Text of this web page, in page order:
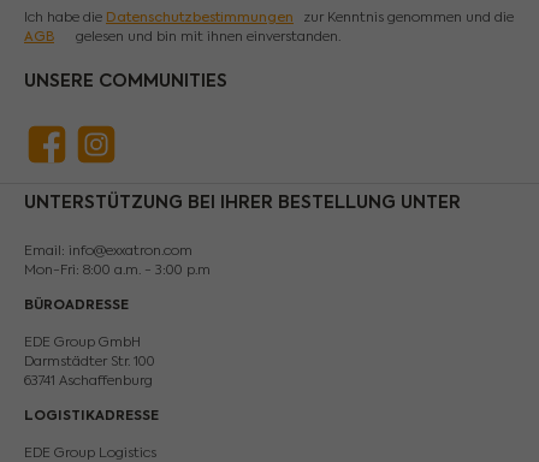
UNTERSTÜTZUNG BEI IHRER BESTELLUNG UNTER
Email: info@exxatron.com
Mon-Fri: 8:00 a.m. - 3:00 p.m
BÜROADRESSE
EDE Group GmbH
Darmstädter Str. 100
63741 Aschaffenburg
LOGISTIKADRESSE
EDE Group Logistics
Ich habe die Datenschutzbestimmungen
zur Kenntnis genommen und die
AGB
gelesen und bin mit ihnen einverstanden.
UNSERE COMMUNITIES
FacebookInstagram